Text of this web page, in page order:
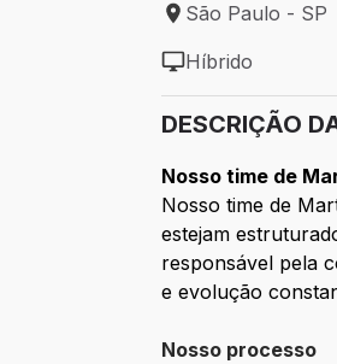
Local de trabalho:
São Paulo - SP
Modelo de
Híbrido
DESCRIÇÃO
Nosso time de
Nosso time de
estejam
responsável pela
e evolução
Nosso processo